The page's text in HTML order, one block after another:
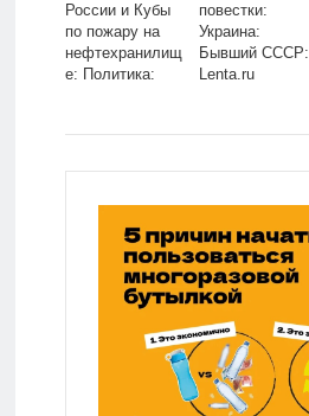
России и Кубы
по пожару на
нефтехранилищ
е: Политика:
повестки:
Украина:
Бывший СССР:
Lenta.ru